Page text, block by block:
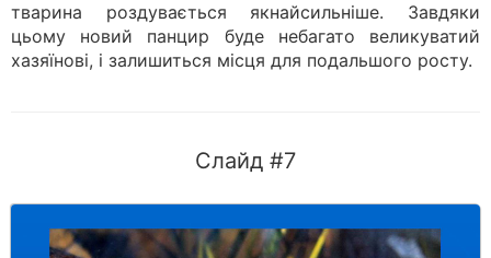
тварина роздувається якнайсильніше. Завдяки
цьому новий панцир буде небагато великуватий
хазяїнові, і залишиться місця для подальшого росту.
Слайд #7